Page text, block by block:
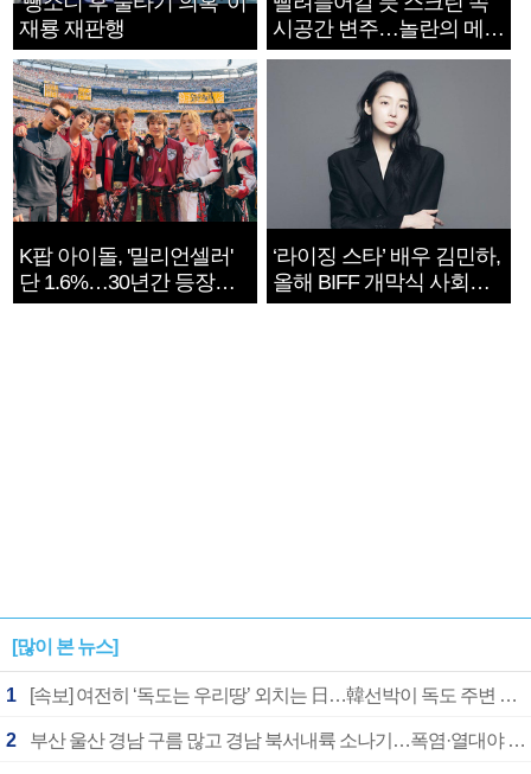
재룡 재판행
시공간 변주…놀란의 메시
지는 ‘전쟁 속죄’
K팝 아이돌, '밀리언셀러'
단 1.6%…30년간 등장
1182개팀 전수조사
‘라이징 스타’ 배우 김민하,
올해 BIFF 개막식 사회자
확정
[많이 본 뉴스]
1 [속보] 여전히 ‘독도는 우리땅’ 외치는 日…韓선박이 독도 주변 해양조사 활동하자 반발
2 부산 울산 경남 구름 많고 경남 북서내륙 소나기…폭염·열대야 계속